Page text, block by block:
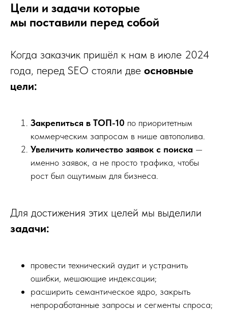
Цели и задачи которые
мы поставили перед собой
Когда заказчик пришёл к нам в июле 2024
года, перед SEO стояли две основные
цели:
Закрепиться в ТОП-10 по приоритетным
коммерческим запросам в нише автополива.
Увеличить количество заявок с поиска —
именно заявок, а не просто трафика, чтобы
рост был ощутимым для бизнеса.
Для достижения этих целей мы выделили
задачи:
провести технический аудит и устранить
ошибки, мешающие индексации;
расширить семантическое ядро, закрыть
непроработанные запросы и сегменты спроса;